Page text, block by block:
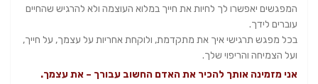
המפגשים יאפשרו לך לחיות את חייך במלוא העוצמה ולא להרגיש שהחיים
עוברים לידך.
בכל מפגש תרגישי איך את מתקדמת, ולוקחת אחריות על עצמך, על חייך,
ועל הצמיחה והריפוי שלך.
אני מזמינה אותך להכיר את האדם החשוב עבורך – את עצמך.